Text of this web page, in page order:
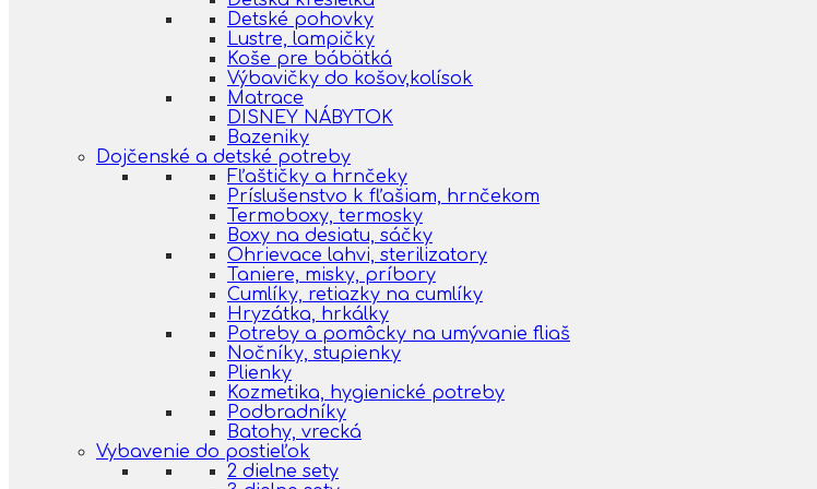
Detské pohovky
Lustre, lampičky
Koše pre bábätká
Výbavičky do košov,kolísok
Matrace
DISNEY NÁBYTOK
Bazeniky
Dojčenské a detské potreby
Fľaštičky a hrnčeky
Príslušenstvo k fľašiam, hrnčekom
Termoboxy, termosky
Boxy na desiatu, sáčky
Ohrievace lahvi, sterilizatory
Taniere, misky, príbory
Cumlíky, retiazky na cumlíky
Hryzátka, hrkálky
Potreby a pomôcky na umývanie fliaš
Nočníky, stupienky
Plienky
Kozmetika, hygienické potreby
Podbradníky
Batohy, vrecká
Vybavenie do postieľok
2 dielne sety